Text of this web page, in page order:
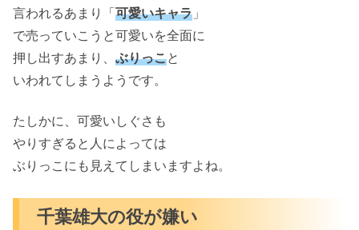
言われるあまり「可愛いキャラ 」
で売っていこうと可愛いを全面に
押し出すあまり、 ぶりっこと
いわれてしまうようです。
たしかに、可愛いしぐさも
やりすぎると人によっては
ぶりっこにも見えてしまいますよね。
千葉雄大の役が嫌い